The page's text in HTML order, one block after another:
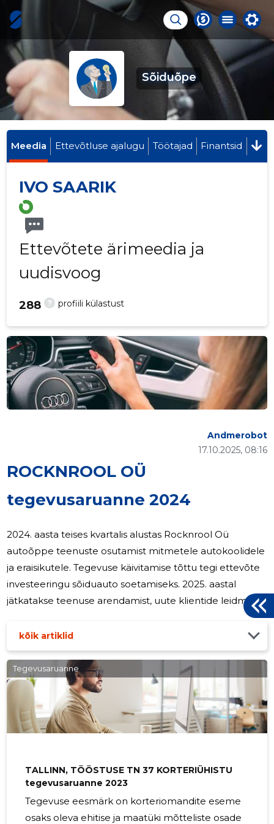
Sõiduõpe
Meedia Ettevõtluse ajalugu Töötajad Finantsid
IVO SAARIK
Ettevõtete ärimeedia ja
uudisvoog
? profiili külastust
288
ROCKNROOL OÜ
tegevusaruanne 2024
17.10.2025, 08:16
Andmerobot
2024. aasta teises kvartalis alustas Rocknrool Oü
autoõppe teenuste osutamist mitmetele autokoolidele
ja eraisikutele. Tegevuse käivitamise tõttu tegi ettevõte
investeeringu sõiduauto soetamiseks. 2025. aastal
jätkatakse teenuse arendamist, uute klientide leidmist.
Eesmärgiks on välja arendada oma autokool kõigi sinna
kuuluvate teenustega. Rocknrool OÜ tegevust ei
mõjuta olulisel määral hooajalisus, tegevusega ei kaasne
olulisi keskkonna- ega sotsiaalseid mõjusid. Rocknrool
OÜ ei kasuta finantsriskide maandamiseks
finantsinstrumente.
kõik artiklid
Tegevusaruanne
TALLINN, TÖÖSTUSE TN 37 KORTERIÜHISTU
tegevusaruanne 2023
Tegevuse eesmärk on korteriomandite eseme
osaks oleva ehitise ja maatüki mõtteliste osade